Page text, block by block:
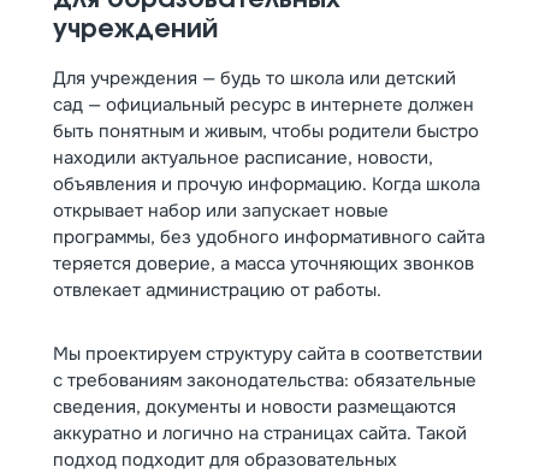
учреждений
Для учреждения — будь то школа или детский
сад — официальный ресурс в интернете должен
быть понятным и живым, чтобы родители быстро
находили актуальное расписание, новости,
объявления и прочую информацию. Когда школа
открывает набор или запускает новые
программы, без удобного информативного сайта
теряется доверие, а масса уточняющих звонков
отвлекает администрацию от работы.
Мы проектируем структуру сайта в соответствии
с требованиям законодательства: обязательные
сведения, документы и новости размещаются
аккуратно и логично на страницах сайта. Такой
подход подходит для образовательных